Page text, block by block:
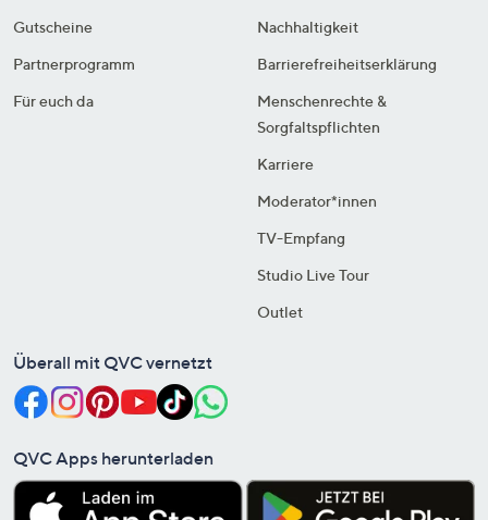
Gutscheine
Partnerprogramm
Für euch da
Nachhaltigkeit
Barrierefreiheitserklärung
Menschenrechte &
Sorgfaltspflichten
Karriere
Moderator*innen
TV-Empfang
Studio Live Tour
Outlet
Überall mit QVC vernetzt
QVC Apps herunterladen